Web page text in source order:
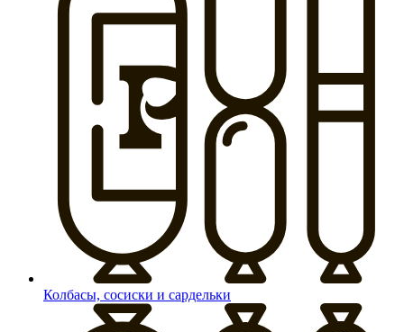
Колбасы, сосиски и сардельки